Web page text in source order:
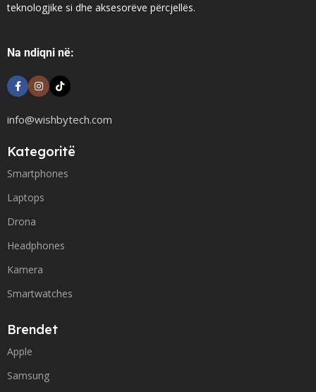
teknologjike si dhe aksesorëve përcjellës.
Na ndiqni në:
info@wishbytech.com
Kategoritë
Smartphones
Laptops
Drona
Headphones
Kamera
Smartwatches
Brendet
Apple
Samsung